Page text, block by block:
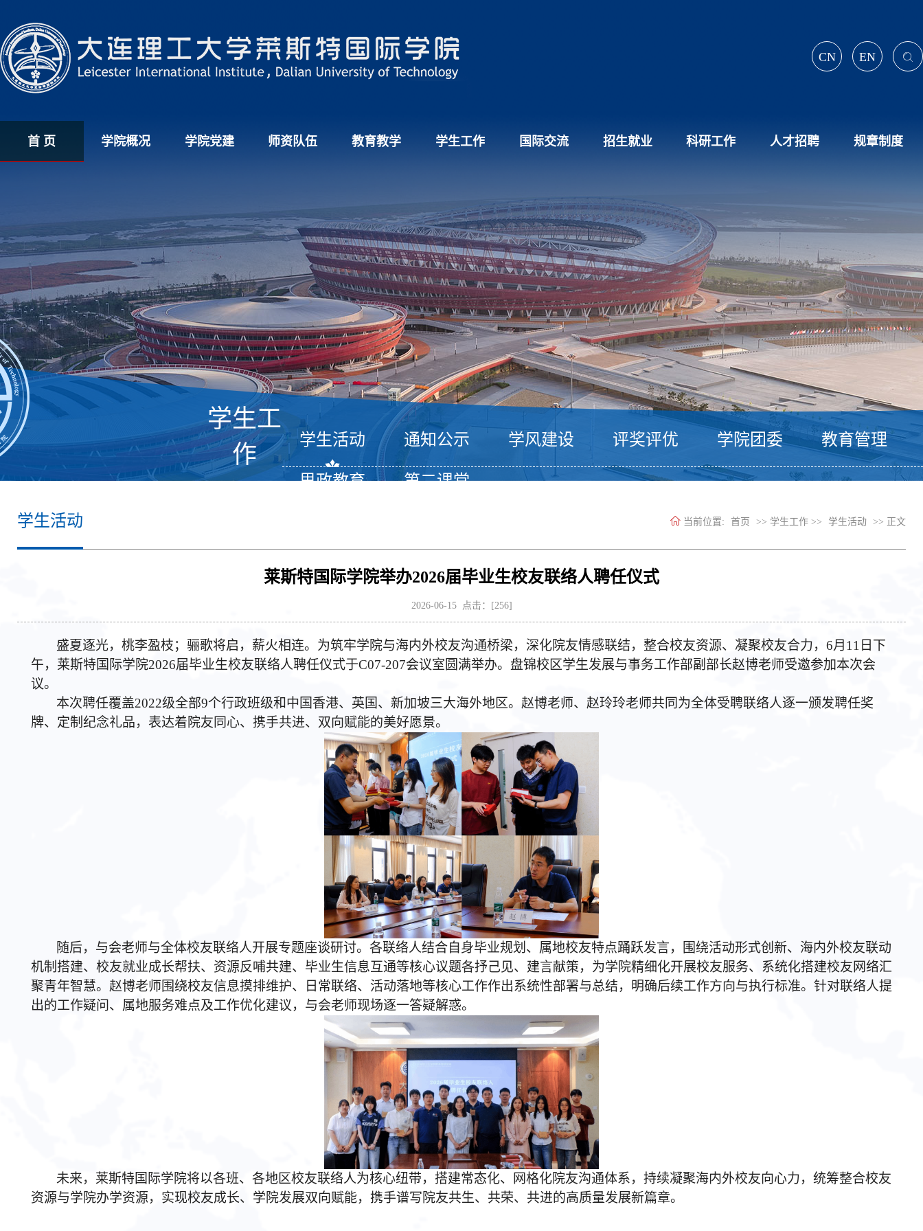
CN EN
首 页 学院概况 学院党建 师资队伍 教育教学 学生工作 国际交流 招生就业 科研工作 人才招聘 规章制度
学生工
作
学生活动 通知公示 学风建设 评奖评优 学院团委 教育管理
思政教育 第二课堂
学生活动 当前位置: 首页 >> 学生工作 >> 学生活动 >> 正文
莱斯特国际学院举办2026届毕业生校友联络人聘任仪式
2026-06-15 点击：[256]
盛夏逐光，桃李盈枝；骊歌将启，薪火相连。为筑牢学院与海内外校友沟通桥梁，深化院友情感联结，整合校友资源、凝聚校友合力， 6月11日下
午，莱斯特国际学院2026届毕业生校友联络人聘任仪式于C07-207会议室圆满举办。 盘锦校区学生发展与事务工作部副部长赵博老师受邀参加本次会
议。
本次聘任覆盖2022级全部9个行政班级和中国香港、英国、新加坡三大海外地区。赵博老师、赵玲玲老师共同为全体受聘联络人逐一颁发聘任奖
牌、定制纪念礼品，表达着院友同心、携手共进、双向赋能的美好愿景。
随后，与会老师与全体校友联络人开展专题座谈研讨。各联络人结合自身毕业规划、属地校友特点踊跃发言，围绕活动形式创新、海内外校友联动
机制搭建、校友就业成长帮扶、资源反哺共建、毕业生信息互通等核心议题各抒己见、建言献策，为学院精细化开展校友服务、系统化搭建校友网络汇
聚青年智慧。赵博老师围绕校友信息摸排维护、日常联络、活动落地等核心工作作出系统性部署与总结，明确后续工作方向与执行标准。针对联络人提
出的工作疑问、属地服务难点及工作优化建议，与会老师现场逐一答疑解惑。
未来， 莱斯特国际学院将以各班、各地区校友联络人为核心纽带，搭建常态化、网格化院友沟通体系，持续凝聚海内外校友向心力，统筹整合校友
资源与学院办学资源，实现校友成长、学院发展双向赋能，携手谱写院友共生、共荣、 共进的高质量发展新篇章。